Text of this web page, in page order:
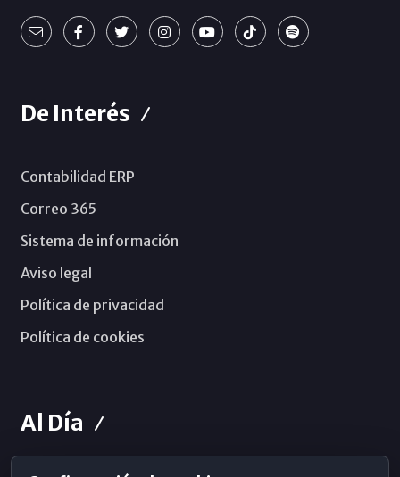
De Interés
Contabilidad ERP
Correo 365
Sistema de información
Aviso legal
Política de privacidad
Política de cookies
Al Día